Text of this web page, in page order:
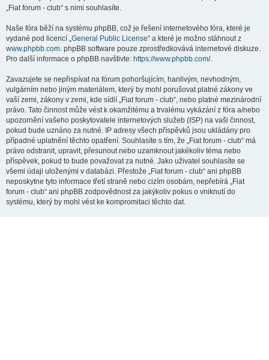
„Fiat forum - club“ s nimi souhlasíte.
Naše fóra běží na systému phpBB, což je řešení internetového fóra, které je
vydané pod licencí „General Public License“ a které je možno stáhnout z
www.phpbb.com. phpBB software pouze zprostředkovává internetové diskuze.
Pro další informace o phpBB navštivte: https://www.phpbb.com/.
Zavazujete se nepřispívat na fórum pohoršujícím, hanlivým, nevhodným,
vulgárním nebo jiným materiálem, který by mohl porušovat platné zákony ve
vaší zemi, zákony v zemi, kde sídlí „Fiat forum - club“, nebo platné mezinárodní
právo. Tato činnost může vést k okamžitému a trvalému vykázání z fóra a/nebo
upozornění vašeho poskytovatele internetových služeb (ISP) na vaši činnost,
pokud bude uznáno za nutné. IP adresy všech příspěvků jsou ukládány pro
případné uplatnění těchto opatření. Souhlasíte s tím, že „Fiat forum - club“ má
právo odstranit, upravit, přesunout nebo uzamknout jakékoliv téma nebo
příspěvek, pokud to bude považovat za nutné. Jako uživatel souhlasíte se
všemi údaji uloženými v databázi. Přestože „Fiat forum - club“ ani phpBB
neposkytne tyto informace třetí straně nebo cizím osobám, nepřebírá „Fiat
forum - club“ ani phpBB zodpovědnost za jakýkoliv pokus o vniknutí do
systému, který by mohl vést ke kompromitaci těchto dat.